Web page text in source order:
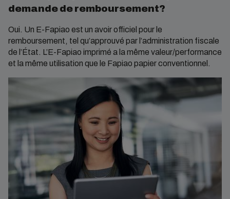
demande de remboursement?
Oui. Un E-Fapiao est un avoir officiel pour le
remboursement, tel qu’approuvé par l’administration fiscale
de l’État. L’E-Fapiao imprimé a la même valeur/performance
et la même utilisation que le Fapiao papier conventionnel.